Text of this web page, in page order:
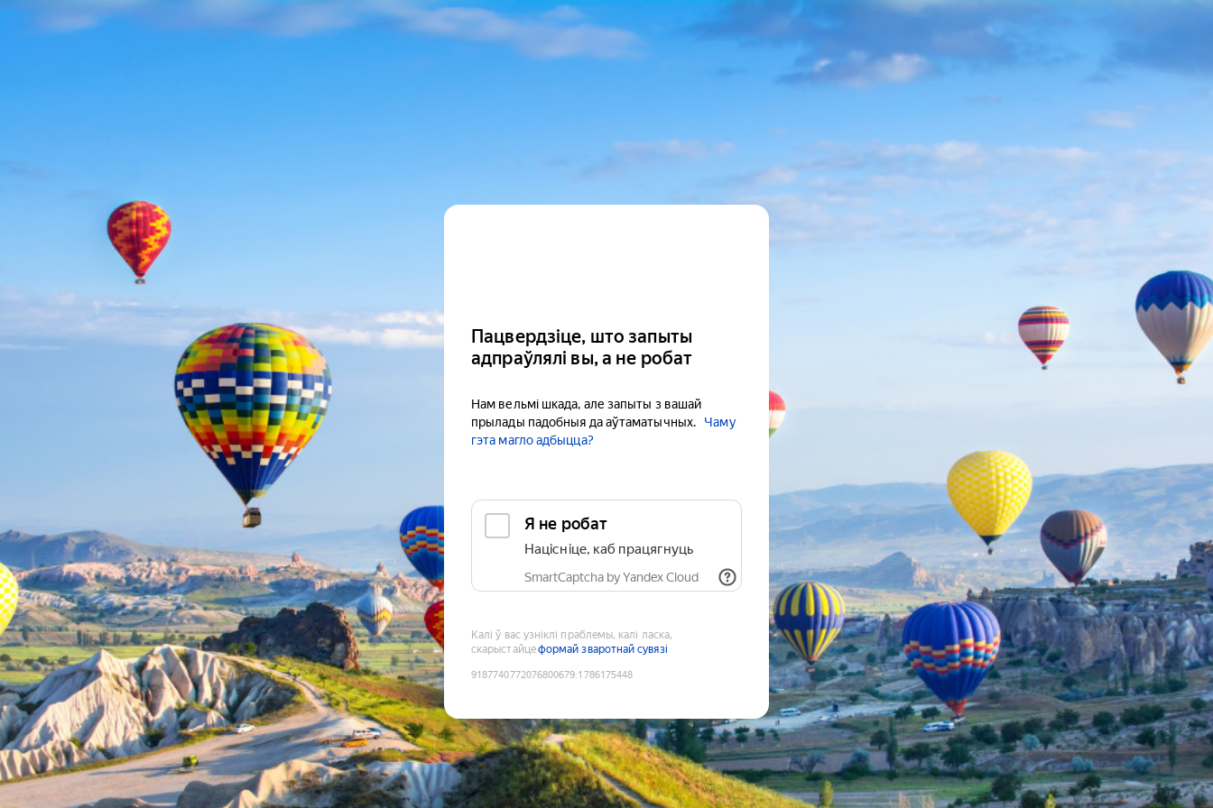
Пацвердзіце, што запыты
адпраўлялі вы, а не робат
Нам вельмі шкада, але запыты з вашай
прылады падобныя да аўтаматычных.
Чаму
гэта магло адбыцца?
Я не робат
Націсніце, каб працягнуць
SmartCaptcha by Yandex Cloud
Калі ў вас узніклі праблемы, калі ласка,
скарыстайцеформай зваротнай сувязі
9187740772076800679:1786175448